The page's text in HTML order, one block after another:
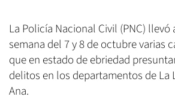
La Policía Nacional Civil (PNC)
semana del 7 y 8 de octubre varias
que en estado de ebriedad
delitos en los departamentos de La
Ana.